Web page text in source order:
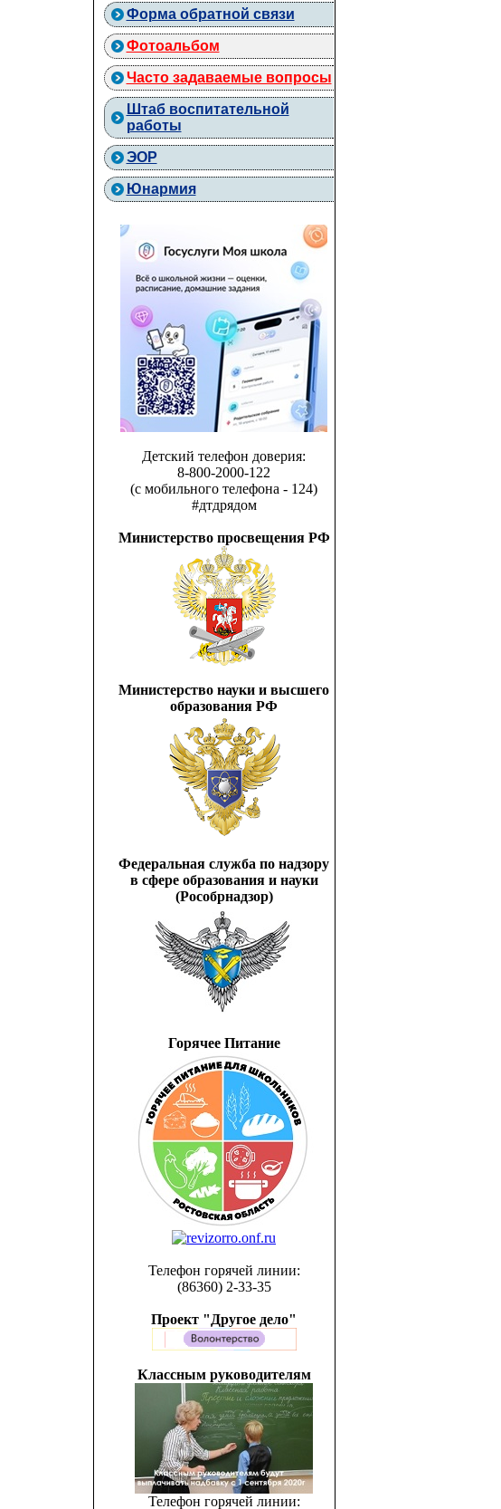
Форма обратной связи
Фотоальбом
Часто задаваемые вопросы
Штаб воспитательной
работы
ЭОР
Юнармия
Детский телефон доверия:
8-800-2000-122
(с мобильного телефона - 124)
#дтдрядом
Министерство просвещения РФ
Министерство науки и высшего
образования РФ
Федеральная служба по надзору
в сфере образования и науки
(Рособрнадзор)
Горячее Питание
Телефон горячей линии:
(86360) 2-33-35
Проект "Другое дело"
Классным руководителям
Телефон горячей линии: